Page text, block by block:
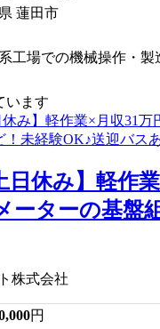
蓮田市
工場での機械操作・製
います
日休み】軽作
ーターの基盤
株式会社
円